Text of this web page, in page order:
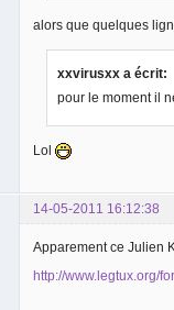
alors que quelques
xxvirusxx a écrit:
pour le moment il
Lol
14-05-2011 16:12:38
Apparement ce Julien
http://www.legtux.org/